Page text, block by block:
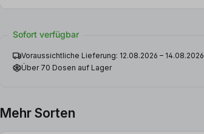
Sofort verfügbar
Voraussichtliche Lieferung: 12.08.2026 – 14.08.2026
Über 70 Dosen auf Lager
Mehr Sorten